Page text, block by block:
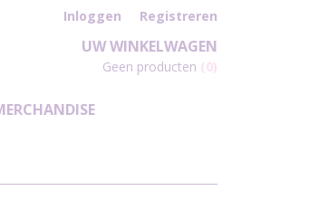
Inloggen Registreren
UW WINKELWAGEN
Geen producten (0)